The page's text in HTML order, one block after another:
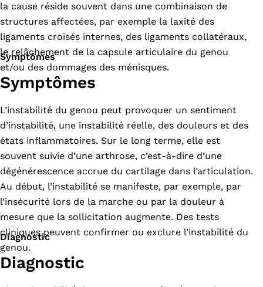
la cause réside souvent dans une combinaison de
structures affectées, par exemple la laxité des
ligaments croisés internes, des ligaments collatéraux,
le relâchement de la capsule articulaire du genou
et/ou des dommages des ménisques.
Symptômes
Symptômes
L’instabilité du genou peut provoquer un sentiment
d’instabilité, une instabilité réelle, des douleurs et des
états inflammatoires. Sur le long terme, elle est
souvent suivie d’une arthrose, c’est-à-dire d’une
dégénérescence accrue du cartilage dans l’articulation.
Au début, l’instabilité se manifeste, par exemple, par
l’insécurité lors de la marche ou par la douleur à
mesure que la sollicitation augmente. Des tests
cliniques peuvent confirmer ou exclure l’instabilité du
genou.
Diagnostic
Diagnostic